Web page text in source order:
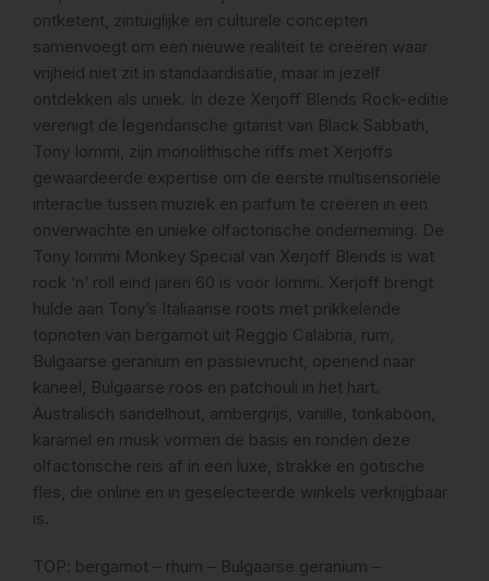
ontketent, zintuiglijke en culturele concepten
samenvoegt om een nieuwe realiteit te creëren waar
vrijheid niet zit in standaardisatie, maar in jezelf
ontdekken als uniek. In deze Xerjoff Blends Rock-editie
verenigt de legendarische gitarist van Black Sabbath,
Tony Iommi, zijn monolithische riffs met Xerjoffs
gewaardeerde expertise om de eerste multisensoriële
interactie tussen muziek en parfum te creëren in een
onverwachte en unieke olfactorische onderneming. De
Tony Iommi Monkey Special van Xerjoff Blends is wat
rock ‘n’ roll eind jaren 60 is voor Iommi. Xerjoff brengt
hulde aan Tony’s Italiaanse roots met prikkelende
topnoten van bergamot uit Reggio Calabria, rum,
Bulgaarse geranium en passievrucht, openend naar
kaneel, Bulgaarse roos en patchouli in het hart.
Australisch sandelhout, ambergrijs, vanille, tonkaboon,
karamel en musk vormen de basis en ronden deze
olfactorische reis af in een luxe, strakke en gotische
fles, die online en in geselecteerde winkels verkrijgbaar
is.
TOP: bergamot – rhum – Bulgaarse geranium –